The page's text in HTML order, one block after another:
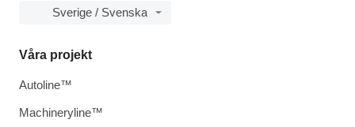
Sverige / Svenska
Våra projekt
Autoline™
Machineryline™